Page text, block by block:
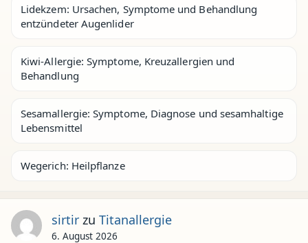
Lidekzem: Ursachen, Symptome und Behandlung
entzündeter Augenlider
Kiwi-Allergie: Symptome, Kreuzallergien und
Behandlung
Sesamallergie: Symptome, Diagnose und sesamhaltige
Lebensmittel
Wegerich: Heilpflanze
sirtirzu Titanallergie
6. August 2026